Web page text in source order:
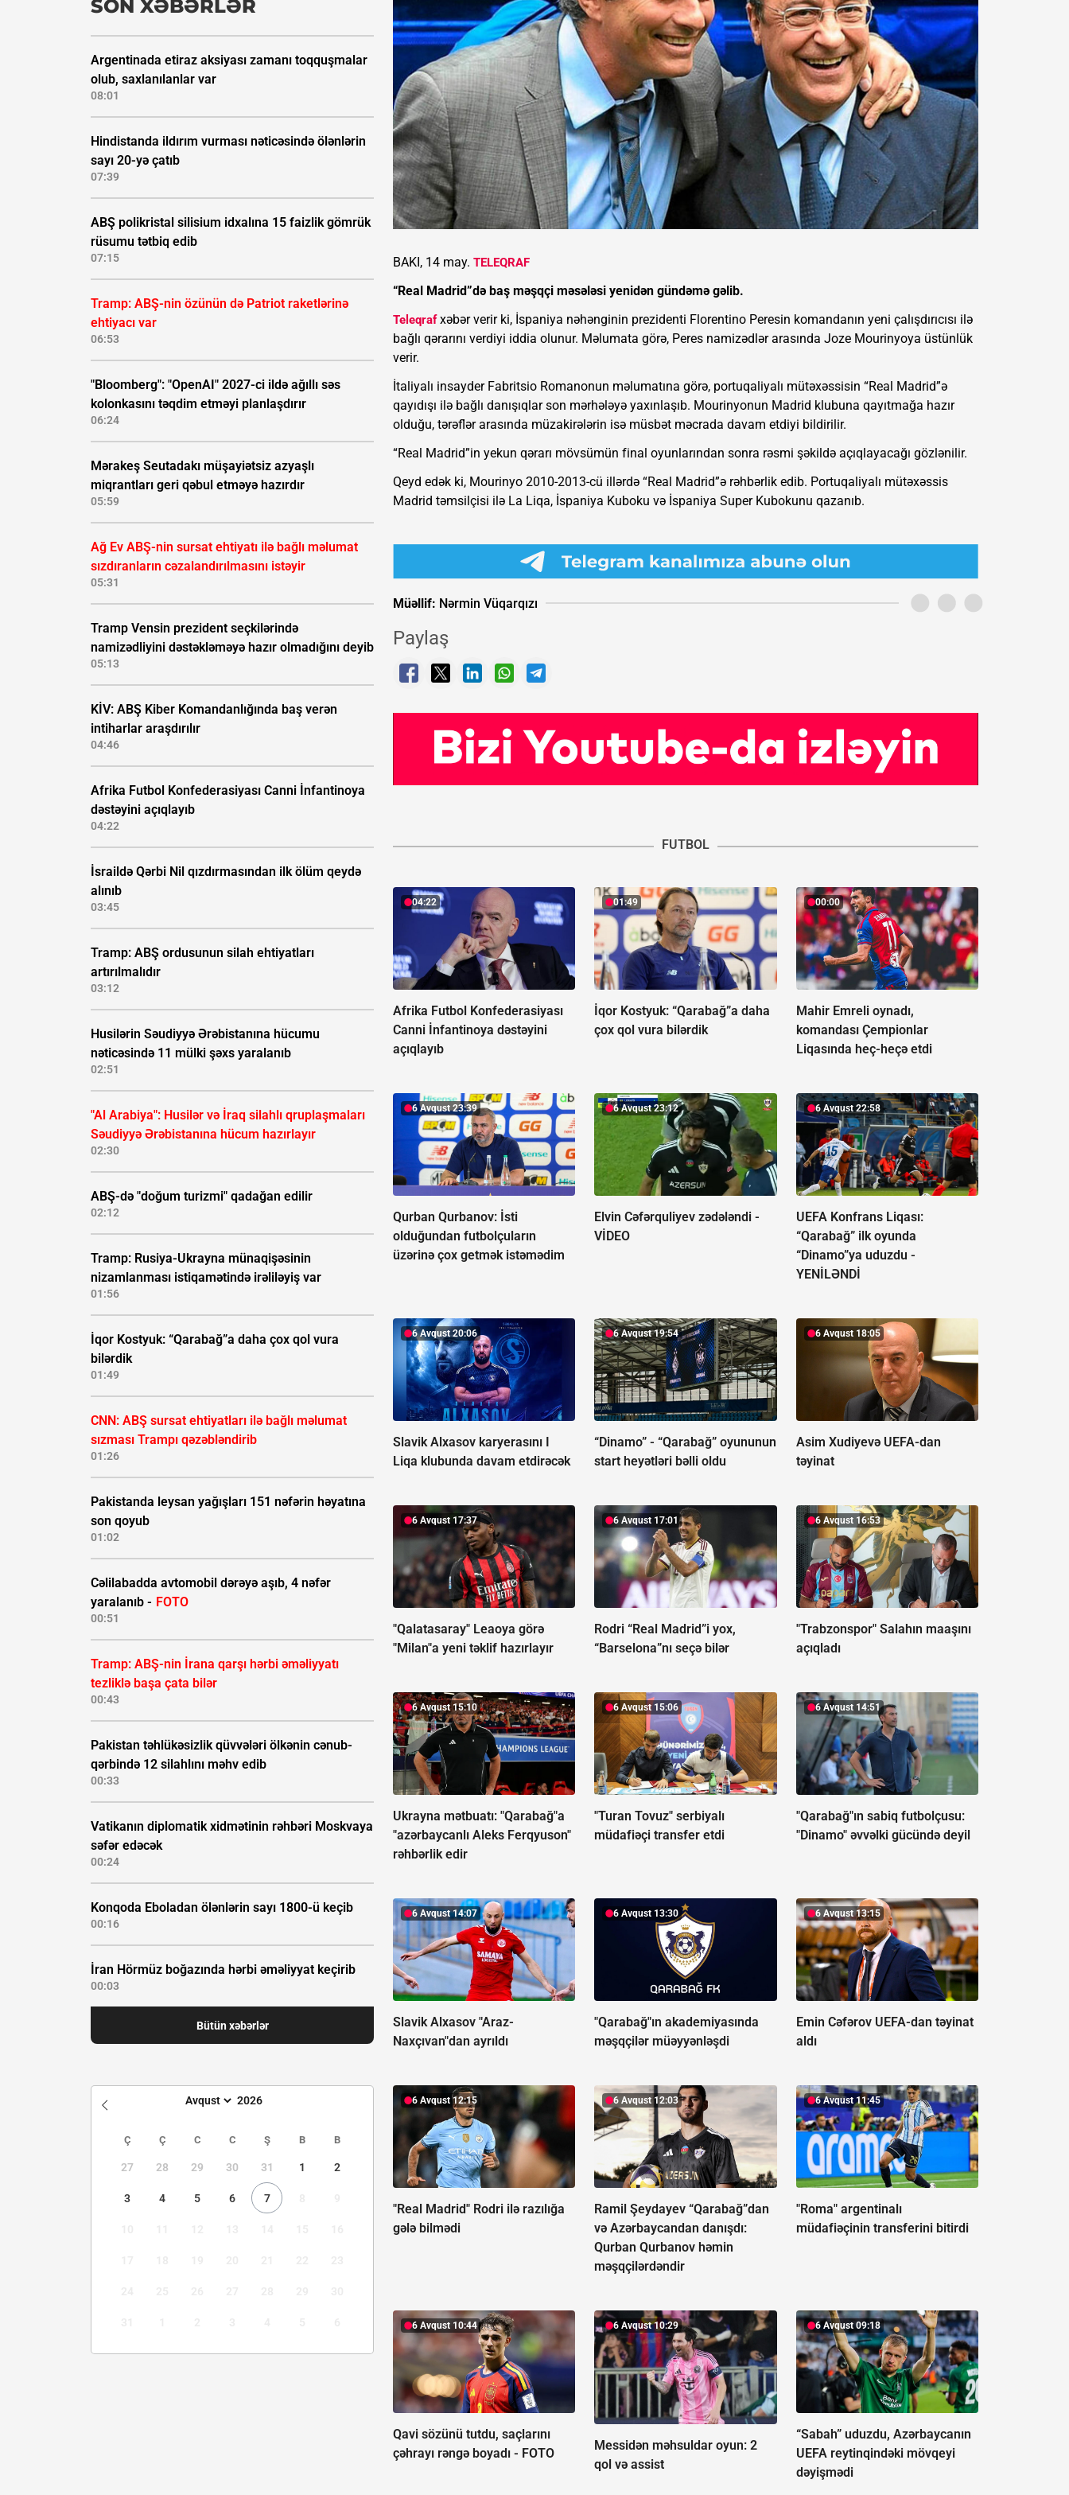
SON XƏBƏRLƏR
Argentinada etiraz aksiyası zamanı toqquşmalar
olub, saxlanılanlar var
08:01
Hindistanda ildırım vurması nəticəsində ölənlərin
sayı 20-yə çatıb
07:39
ABŞ polikristal silisium idxalına 15 faizlik gömrük
rüsumu tətbiq edib
07:15
Tramp: ABŞ-nin özünün də Patriot raketlərinə
ehtiyacı var
06:53
"Bloomberg": "OpenAI" 2027-ci ildə ağıllı səs
kolonkasını təqdim etməyi planlaşdırır
06:24
Mərakeş Seutadakı müşayiətsiz azyaşlı
miqrantları geri qəbul etməyə hazırdır
05:59
Ağ Ev ABŞ-nin sursat ehtiyatı ilə bağlı məlumat
sızdıranların cəzalandırılmasını istəyir
05:31
Tramp Vensin prezident seçkilərində
namizədliyini dəstəkləməyə hazır olmadığını deyib
05:13
KİV: ABŞ Kiber Komandanlığında baş verən
intiharlar araşdırılır
04:46
Afrika Futbol Konfederasiyası Canni İnfantinoya
dəstəyini açıqlayıb
04:22
İsraildə Qərbi Nil qızdırmasından ilk ölüm qeydə
alınıb
03:45
Tramp: ABŞ ordusunun silah ehtiyatları
artırılmalıdır
03:12
Husilərin Səudiyyə Ərəbistanına hücumu
nəticəsində 11 mülki şəxs yaralanıb
02:51
"Al Arabiya": Husilər və İraq silahlı qruplaşmaları
Səudiyyə Ərəbistanına hücum hazırlayır
02:30
ABŞ-də "doğum turizmi" qadağan edilir
02:12
Tramp: Rusiya-Ukrayna münaqişəsinin
nizamlanması istiqamətində irəliləyiş var
01:56
İqor Kostyuk: “Qarabağ”a daha çox qol vura
bilərdik
01:49
CNN: ABŞ sursat ehtiyatları ilə bağlı məlumat
sızması Trampı qəzəbləndirib
01:26
Pakistanda leysan yağışları 151 nəfərin həyatına
son qoyub
01:02
Cəlilabadda avtomobil dərəyə aşıb, 4 nəfər
yaralanıb - FOTO
00:51
Tramp: ABŞ-nin İrana qarşı hərbi əməliyyatı
tezliklə başa çata bilər
00:43
Pakistan təhlükəsizlik qüvvələri ölkənin cənub-
qərbində 12 silahlını məhv edib
00:33
Vatikanın diplomatik xidmətinin rəhbəri Moskvaya
səfər edəcək
00:24
Konqoda Eboladan ölənlərin sayı 1800-ü keçib
00:16
İran Hörmüz boğazında hərbi əməliyyat keçirib
00:03
Bütün xəbərlər
Ç Ç C C Ş B B
27 28 29 30 31 1 2
3 4 5 6 7
BAKI, 14 may. TELEQRAF
“Real Madrid”də baş məşqçi məsələsi yenidən gündəmə gəlib.
Teleqrafxəbər verir ki, İspaniya nəhənginin prezidenti Florentino Peresin komandanın yeni çalışdırıcısı ilə
bağlı qərarını verdiyi iddia olunur. Məlumata görə, Peres namizədlər arasında Joze Mourinyoya üstünlük
verir.
İtaliyalı insayder Fabritsio Romanonun məlumatına görə, portuqaliyalı mütəxəssisin “Real Madrid”ə
qayıdışı ilə bağlı danışıqlar son mərhələyə yaxınlaşıb. Mourinyonun Madrid klubuna qayıtmağa hazır
olduğu, tərəflər arasında müzakirələrin isə müsbət məcrada davam etdiyi bildirilir.
“Real Madrid”in yekun qərarı mövsümün final oyunlarından sonra rəsmi şəkildə açıqlayacağı gözlənilir.
Qeyd edək ki, Mourinyo 2010-2013-cü illərdə “Real Madrid”ə rəhbərlik edib. Portuqaliyalı mütəxəssis
Madrid təmsilçisi ilə La Liqa, İspaniya Kuboku və İspaniya Super Kubokunu qazanıb.
Müəllif: Nərmin Vüqarqızı
Paylaş
FUTBOL
04:22
Afrika Futbol Konfederasiyası
Canni İnfantinoya dəstəyini
açıqlayıb
01:49
İqor Kostyuk: “Qarabağ”a daha
çox qol vura bilərdik
00:00
Mahir Emreli oynadı,
komandası Çempionlar
Liqasında heç-heçə etdi
6 Avqust 23:39
Qurban Qurbanov: İsti
olduğundan futbolçuların
üzərinə çox getmək istəmədim
6 Avqust 23:12
Elvin Cəfərquliyev zədələndi -
VİDEO
6 Avqust 22:58
UEFA Konfrans Liqası:
“Qarabağ” ilk oyunda
“Dinamo”ya uduzdu -
YENİLƏNDİ
6 Avqust 20:06
Slavik Alxasov karyerasını I
Liqa klubunda davam etdirəcək
6 Avqust 19:54
“Dinamo” - “Qarabağ” oyununun
start heyətləri bəlli oldu
6 Avqust 18:05
Asim Xudiyevə UEFA-dan
təyinat
6 Avqust 17:37
"Qalatasaray" Leaoya görə
"Milan"a yeni təklif hazırlayır
6 Avqust 17:01
Rodri “Real Madrid”i yox,
“Barselona”nı seçə bilər
6 Avqust 16:53
"Trabzonspor" Salahın maaşını
açıqladı
6 Avqust 15:10
Ukrayna mətbuatı: "Qarabağ"a
"azərbaycanlı Aleks Ferqyuson"
rəhbərlik edir
6 Avqust 15:06
"Turan Tovuz" serbiyalı
müdafiəçi transfer etdi
6 Avqust 14:51
"Qarabağ"ın sabiq futbolçusu:
"Dinamo" əvvəlki gücündə deyil
6 Avqust 14:07
Slavik Alxasov "Araz-
Naxçıvan"dan ayrıldı
6 Avqust 13:30
"Qarabağ"ın akademiyasında
məşqçilər müəyyənləşdi
6 Avqust 13:15
Emin Cəfərov UEFA-dan təyinat
aldı
6 Avqust 12:15
"Real Madrid" Rodri ilə razılığa
gələ bilmədi
6 Avqust 12:03
Ramil Şeydayev “Qarabağ”dan
və Azərbaycandan danışdı:
Qurban Qurbanov həmin
məşqçilərdəndir
6 Avqust 11:45
"Roma" argentinalı
müdafiəçinin transferini bitirdi
6 Avqust 10:44
Qavi sözünü tutdu, saçlarını
çəhrayı rəngə boyadı - FOTO
6 Avqust 10:29
Messidən məhsuldar oyun:2
qol və assist
6 Avqust 09:18
“Sabah” uduzdu, Azərbaycanın
UEFA reytinqindəki mövqeyi
dəyişmədi